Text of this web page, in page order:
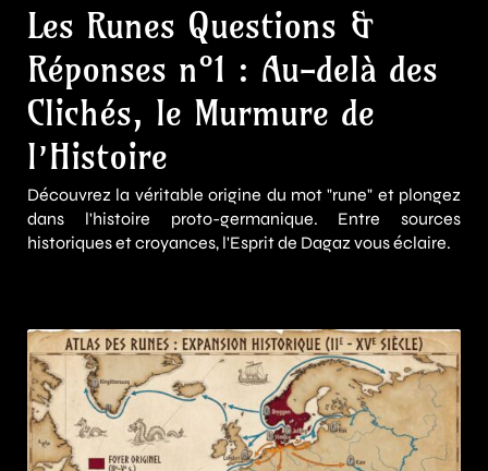
Les Runes Questions &
Réponses n°1 : Au-delà des
Clichés, le Murmure de
l’Histoire
Découvrez la véritable origine du mot "rune" et plongez
dans l'histoire proto-germanique. Entre sources
historiques et croyances, l'Esprit de Dagaz vous éclaire.